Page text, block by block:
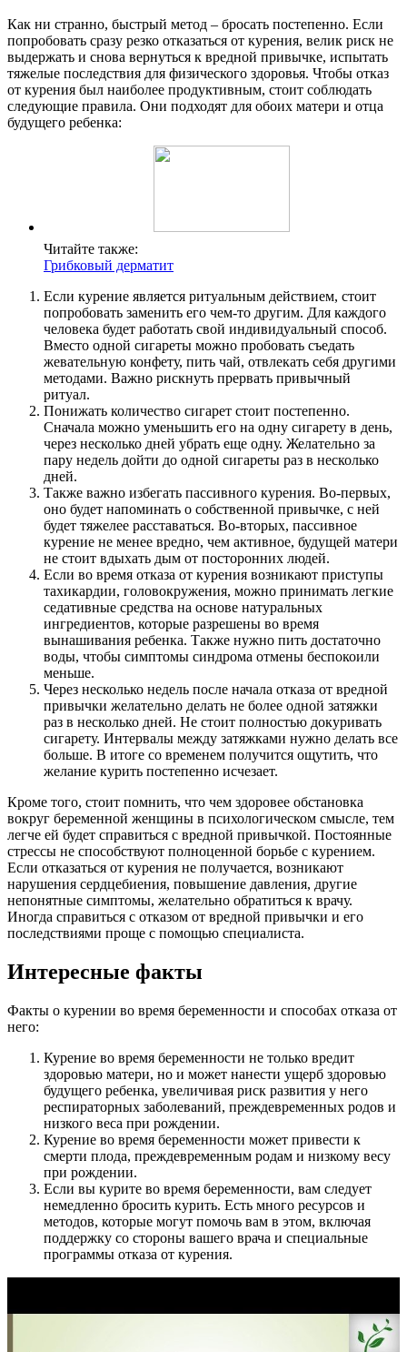
Как ни странно, быстрый метод – бросать постепенно. Если
попробовать сразу резко отказаться от курения, велик риск не
выдержать и снова вернуться к вредной привычке, испытать
тяжелые последствия для физического здоровья. Чтобы отказ
от курения был наиболее продуктивным, стоит соблюдать
следующие правила. Они подходят для обоих матери и отца
будущего ребенка:
Читайте также:
Грибковый дерматит
Если курение является ритуальным действием, стоит
попробовать заменить его чем-то другим. Для каждого
человека будет работать свой индивидуальный способ.
Вместо одной сигареты можно пробовать съедать
жевательную конфету, пить чай, отвлекать себя другими
методами. Важно рискнуть прервать привычный
ритуал.
Понижать количество сигарет стоит постепенно.
Сначала можно уменьшить его на одну сигарету в день,
через несколько дней убрать еще одну. Желательно за
пару недель дойти до одной сигареты раз в несколько
дней.
Также важно избегать пассивного курения. Во-первых,
оно будет напоминать о собственной привычке, с ней
будет тяжелее расставаться. Во-вторых, пассивное
курение не менее вредно, чем активное, будущей матери
не стоит вдыхать дым от посторонних людей.
Если во время отказа от курения возникают приступы
тахикардии, головокружения, можно принимать легкие
седативные средства на основе натуральных
ингредиентов, которые разрешены во время
вынашивания ребенка. Также нужно пить достаточно
воды, чтобы симптомы синдрома отмены беспокоили
меньше.
Через несколько недель после начала отказа от вредной
привычки желательно делать не более одной затяжки
раз в несколько дней. Не стоит полностью докуривать
сигарету. Интервалы между затяжками нужно делать все
больше. В итоге со временем получится ощутить, что
желание курить постепенно исчезает.
Кроме того, стоит помнить, что чем здоровее обстановка
вокруг беременной женщины в психологическом смысле, тем
легче ей будет справиться с вредной привычкой. Постоянные
стрессы не способствуют полноценной борьбе с курением.
Если отказаться от курения не получается, возникают
нарушения сердцебиения, повышение давления, другие
непонятные симптомы, желательно обратиться к врачу.
Иногда справиться с отказом от вредной привычки и его
последствиями проще с помощью специалиста.
Интересные факты
Факты о курении во время беременности и способах отказа от
него:
Курение во время беременности не только вредит
здоровью матери, но и может нанести ущерб здоровью
будущего ребенка, увеличивая риск развития у него
респираторных заболеваний, преждевременных родов и
низкого веса при рождении.
Курение во время беременности может привести к
смерти плода, преждевременным родам и низкому весу
при рождении.
Если вы курите во время беременности, вам следует
немедленно бросить курить. Есть много ресурсов и
методов, которые могут помочь вам в этом, включая
поддержку со стороны вашего врача и специальные
программы отказа от курения.